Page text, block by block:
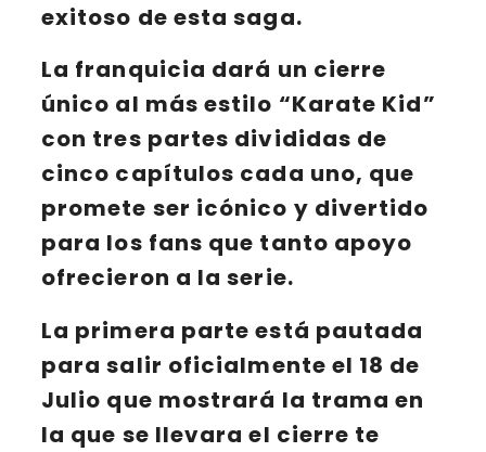
exitoso de esta saga.
La franquicia dará un cierre
único al más estilo “Karate Kid”
con tres partes divididas de
cinco capítulos cada uno, que
promete ser icónico y divertido
para los fans que tanto apoyo
ofrecieron a la serie.
La primera parteestá pautada
para salir oficialmente el 18 de
Julio que mostrará la trama en
la que se llevara el cierre te